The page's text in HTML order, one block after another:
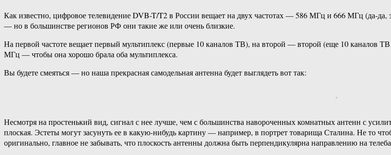
Как известно, цифровое телевидение DVB-T/T2 в России вещает на двух частотах — 586 МГц и 666 МГц (да-да,
— но в большинстве регионов РФ они такие же или очень близкие.
На первой частоте вещает первый мультиплекс (первые 10 каналов ТВ), на второй — второй (еще 10 каналов
МГц — чтобы она хорошо брала оба мультиплекса.
Вы будете смеяться — но наша прекрасная самодельная антенна будет выглядеть вот так:
Несмотря на простенький вид, сигнал с нее лучше, чем с большинства навороченных комнатных антенн с
плоская. Эстеты могут засунуть ее в какую-нибудь картину — например, в портрет товарища Сталина. Не то
оригинально, главное не забывать, что плоскость антенны должна быть перпендикулярна направлению на